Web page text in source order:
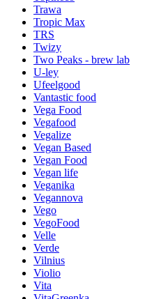
Trawa
Tropic Max
TRS
Twizy
Two Peaks - brew lab
U-ley
Ufeelgood
Vantastic food
Vega Food
Vegafood
Vegalize
Vegan Based
Vegan Food
Vegan life
Veganika
Vegannova
Vego
VegoFood
Velle
Verde
Vilnius
Violio
Vita